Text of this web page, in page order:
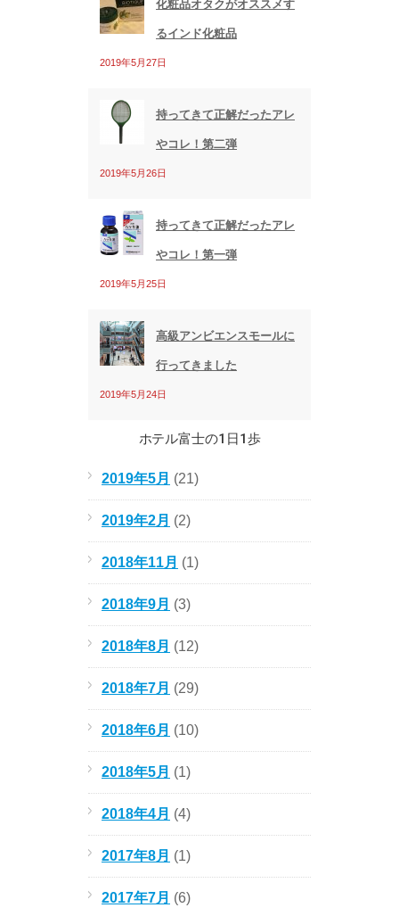
化粧品オタクがオススメす
るインド化粧品
2019年5月27日
持ってきて正解だったアレ
やコレ！第二弾
2019年5月26日
持ってきて正解だったアレ
やコレ！第一弾
2019年5月25日
高級アンビエンスモールに
行ってきました
2019年5月24日
ホテル富士の1日1歩
2019年5月 (21)
2019年2月 (2)
2018年11月 (1)
2018年9月 (3)
2018年8月 (12)
2018年7月 (29)
2018年6月 (10)
2018年5月 (1)
2018年4月 (4)
2017年8月 (1)
2017年7月 (6)